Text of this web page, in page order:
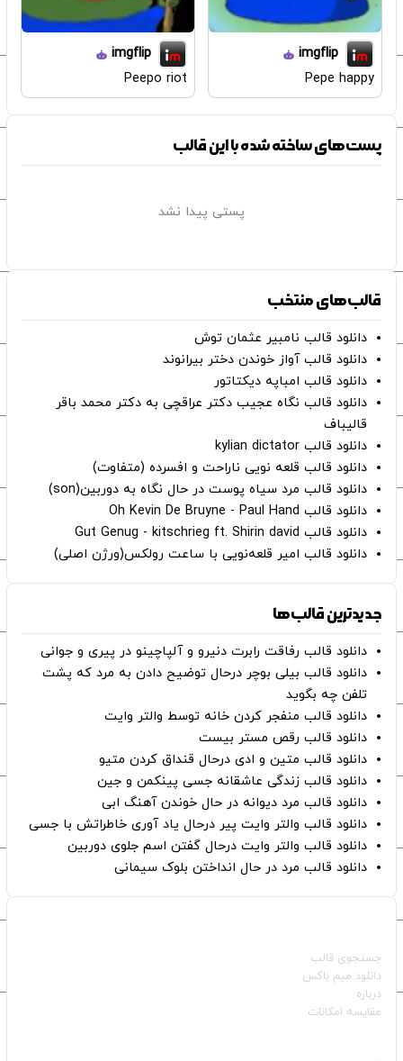
imgflip
Pepe happy
imgflip
Peepo riot
پست‌های ساخته شده با این قالب
پستی پیدا نشد
قالب‌های منتخب
دانلود قالب نامبیر عثمان ‌توش
دانلود قالب آواز خوندن دختر بیرانوند
دانلود قالب امباپه دیکتاتور
دانلود قالب نگاه عجیب دکتر عراقچی به دکتر محمد باقر
قالیباف
دانلود قالب kylian dictator
دانلود قالب قلعه نویی ناراحت و افسرده (متفاوت)
دانلود قالب مرد سیاه پوست در حال نگاه به دوربین(son)
دانلود قالب Oh Kevin De Bruyne - Paul Hand
دانلود قالب Gut Genug - kitschrieg ft. Shirin david
دانلود قالب امیر قلعه‌نویی با ساعت رولکس(ورژن اصلی)
جدیدترین قالب‌ها
دانلود قالب رفاقت رابرت دنیرو و آلپاچینو در پیری و جوانی
دانلود قالب بیلی بوچر درحال توضیح دادن به مرد که پشت
تلفن چه بگوید
دانلود قالب منفجر کردن خانه توسط والتر وایت
دانلود قالب رقص مستر بیست
دانلود قالب متین و ادی درحال قنداق کردن متیو
دانلود قالب زندگی عاشقانه جسی پینکمن و جین
دانلود قالب مرد دیوانه در حال خوندن آهنگ ابی
دانلود قالب والتر وایت پیر درحال یاد آوری خاطراتش با جسی
دانلود قالب والتر وایت درحال گفتن اسم جلوی دوربین
دانلود قالب مرد در حال انداختن بلوک سیمانی
جستجوی قالب
دانلود میم باکس
درباره
مقایسه امکانات